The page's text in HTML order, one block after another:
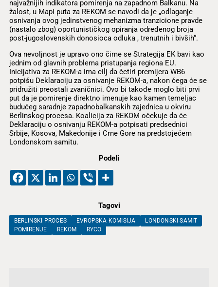
najvažnijih indikatora pomirenja na zapadnom Balkanu. Na
žalost, u Mapi puta za REKOM se navodi da je „odlaganje
osnivanja ovog jedinstvenog mehanizma tranzicione pravde
(nastalo zbog) oportunističkog opiranja određenog broja
post-jugoslovenskih donosioca odluka , trenutnih i bivših“.
Ova nevoljnost je upravo ono čime se Strategija EK bavi kao
jednim od glavnih problema pristupanja regiona EU.
Inicijativa za REKOM-a ima cilj da četiri premijera WB6
potpišu Deklaraciju za osnivanje REKOM-a, nakon čega će se
pridružiti preostali zvaničnici. Ovo bi takođe moglo biti prvi
put da je pomirenje direktno imenuje kao kamen temeljac
budućeg saradnje zapadnobalkanskih zajednica u okviru
Berlinskog procesa. Koalicija za REKOM očekuje da će
Deklaraciju o osnivanju REKOM-a potpisati predsednici
Srbije, Kosova, Makedonije i Crne Gore na predstojećem
Londonskom samitu.
Podeli
Tagovi
BERLINSKI PROCES EVROPSKA KOMISIJA
LONDONSKI SAMIT
POMIRENJE
REKOM RYCO